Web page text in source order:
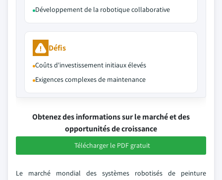
Développement de la robotique collaborative
Défis
Coûts d'investissement initiaux élevés
Exigences complexes de maintenance
Obtenez des informations sur le marché et des
opportunités de croissance
Télécharger le PDF gratuit
Le marché mondial des systèmes robotisés de peinture